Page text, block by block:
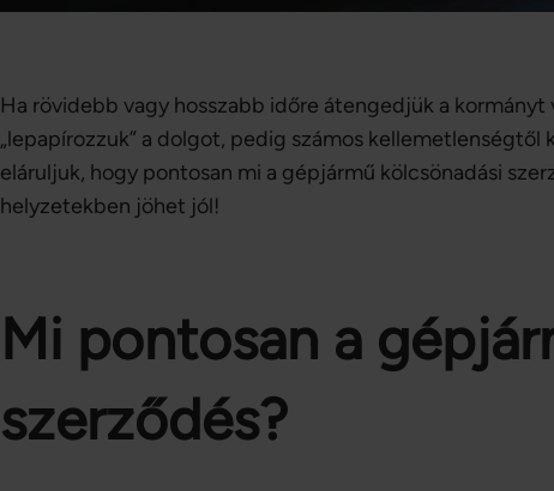
Ha rövidebb vagy hosszabb időre átengedjük a
„lepapírozzuk” a dolgot, pedig számos
eláruljuk, hogy pontosan mi a gépjármű kölcsönadási
helyzetekben jöhet jól!
Mi pontosan a
szerződés?